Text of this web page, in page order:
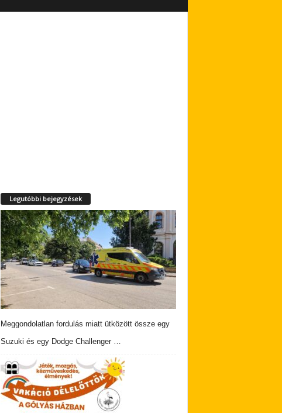
Legutóbbi bejegyzések
Meggondolatlan fordulás miatt ütközött össze egy
Suzuki és egy Dodge Challenger …